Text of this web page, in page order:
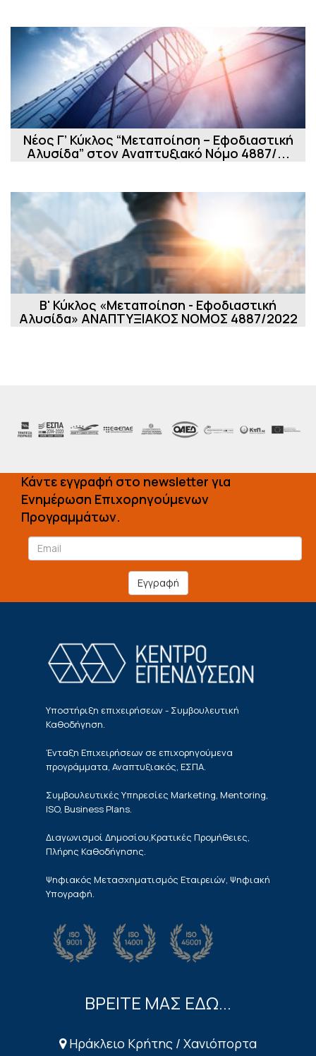
Νέος Γ’ Κύκλος “Μεταποίηση – Εφοδιαστική
Αλυσίδα” στον Αναπτυξιακό Νόμο 4887/...
Β' Κύκλος «Μεταποίηση - Εφοδιαστική
Αλυσίδα» ΑΝΑΠΤΥΞΙΑΚΟΣ ΝΟΜΟΣ 4887/2022
Κάντε εγγραφή στο newsletter για
Ενημέρωση Επιχορηγούμενων
Προγραμμάτων.
Εγγραφή
Υποστήριξη επιχειρήσεων - Συμβουλευτική
Καθοδήγηση.
Ένταξη Επιχειρήσεων σε επιχορηγούμενα
προγράμματα, Αναπτυξιακός, ΕΣΠΑ.
Συμβουλευτικές Υπηρεσίες Marketing, Mentoring,
ISO, Business Plans.
Διαγωνισμοί Δημοσίου,Κρατικές Προμήθειες,
Πλήρης Καθοδήγησης.
Ψηφιακός Μετασχηματισμός Εταιρειών, Ψηφιακή
Υπογραφή.
ΒΡΕΙΤΕ ΜΑΣ ΕΔΩ...
Ηράκλειο Κρήτης / Χανιόπορτα